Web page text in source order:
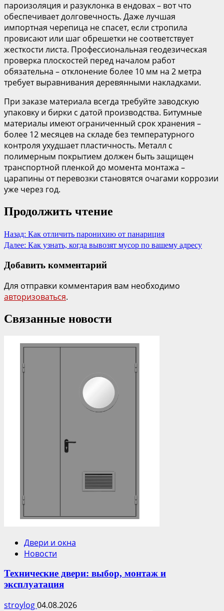
пароизоляция и разуклонка в ендовах – вот что
обеспечивает долговечность. Даже лучшая
импортная черепица не спасет, если стропила
провисают или шаг обрешетки не соответствует
жесткости листа. Профессиональная геодезическая
проверка плоскостей перед началом работ
обязательна – отклонение более 10 мм на 2 метра
требует выравнивания деревянными накладками.
При заказе материала всегда требуйте заводскую
упаковку и бирки с датой производства. Битумные
материалы имеют ограниченный срок хранения –
более 12 месяцев на складе без температурного
контроля ухудшает пластичность. Металл с
полимерным покрытием должен быть защищен
транспортной пленкой до момента монтажа –
царапины от перевозки становятся очагами коррозии
уже через год.
Продолжить чтение
Назад: Как отличить паронихию от панариция
Далее: Как узнать, когда вывозят мусор по вашему адресу
Добавить комментарий
Для отправки комментария вам необходимо
авторизоваться.
Связанные новости
Двери и окна
Новости
Технические двери: выбор, монтаж и
эксплуатация
stroylog04.08.2026